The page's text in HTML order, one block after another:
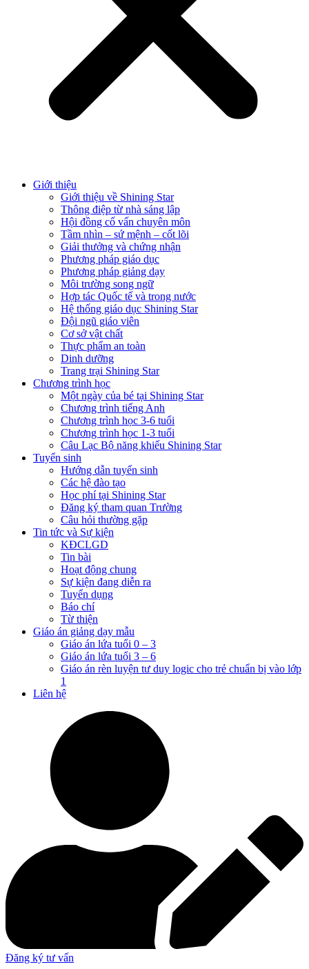
Giới thiệu
Giới thiệu về Shining Star
Thông điệp từ nhà sáng lập
Hội đồng cố vấn chuyên môn
Tầm nhìn – sứ mệnh – cốt lõi
Giải thưởng và chứng nhận
Phương pháp giáo dục
Phương pháp giảng dạy
Môi trường song ngữ
Hợp tác Quốc tế và trong nước
Hệ thống giáo dục Shining Star
Đội ngũ giáo viên
Cơ sở vật chất
Thực phẩm an toàn
Dinh dưỡng
Trang trại Shining Star
Chương trình học
Một ngày của bé tại Shining Star
Chương trình tiếng Anh
Chương trình học 3-6 tuổi
Chương trình học 1-3 tuổi
Câu Lạc Bộ năng khiếu Shining Star
Tuyển sinh
Hướng dẫn tuyển sinh
Các hệ đào tạo
Học phí tại Shining Star
Đăng ký tham quan Trường
Câu hỏi thường gặp
Tin tức và Sự kiện
KĐCLGD
Tin bài
Hoạt động chung
Sự kiện đang diễn ra
Tuyển dụng
Báo chí
Từ thiện
Giáo án giảng dạy mẫu
Giáo án lứa tuổi 0 – 3
Giáo án lứa tuổi 3 – 6
Giáo án rèn luyện tư duy logic cho trẻ chuẩn bị vào lớp
1
Liên hệ
Đăng ký tư vấn